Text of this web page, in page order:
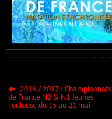
2016 / 2017 : Championnats
de France N2 & N1 Jeunes –
Toulouse du 15 au 21 mai